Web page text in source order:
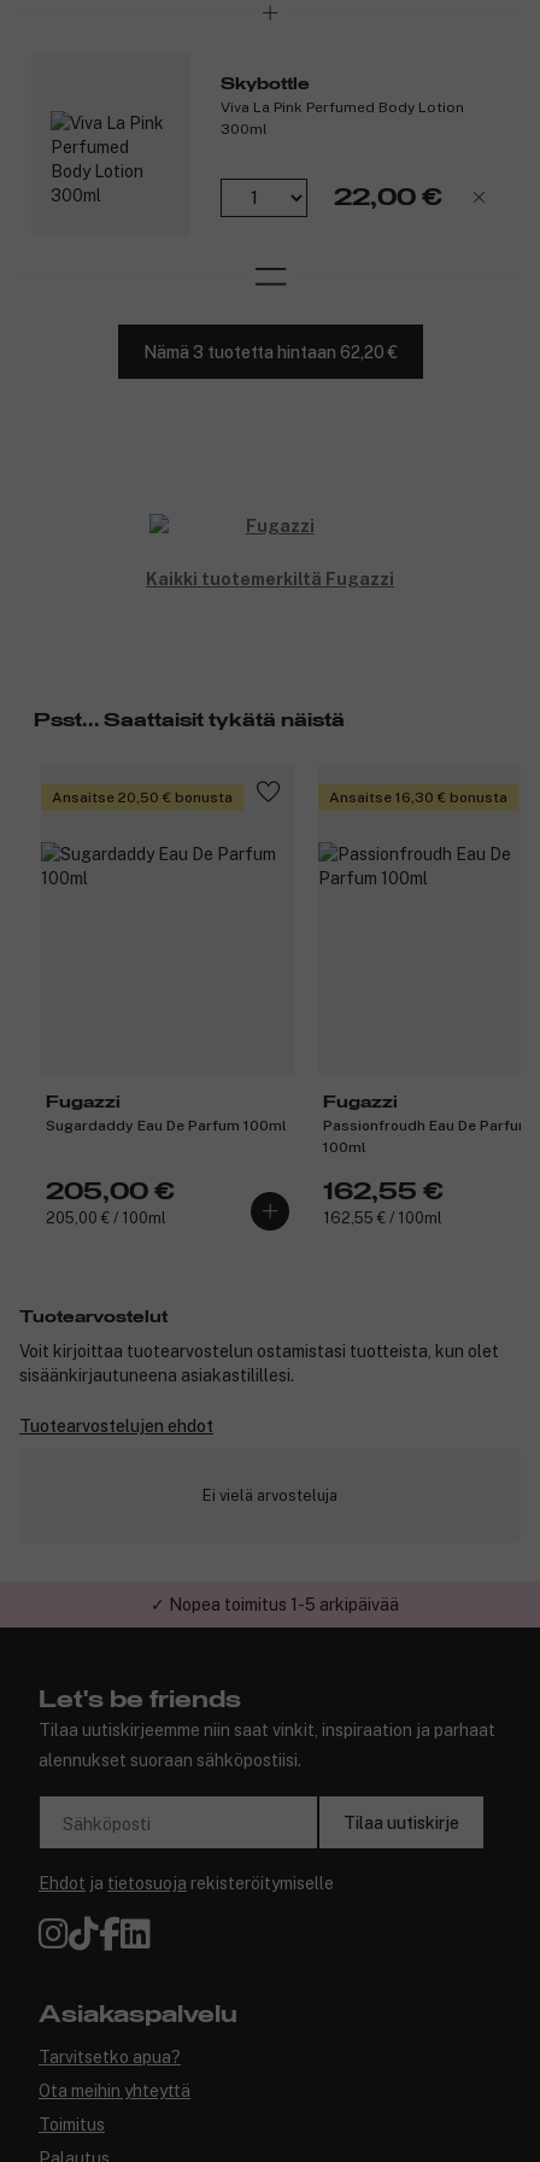
Skybottle
Viva La Pink Perfumed Body Lotion
300ml
22,00 €
Nämä 3 tuotetta hintaan 62,20 €
Kaikki tuotemerkiltä Fugazzi
Psst... Saattaisit tykätä näistä
Ansaitse 20,50 € bonusta
Fugazzi
Sugardaddy Eau De Parfum 100ml
205,00 €
205,00 € / 100ml
Ansaitse 16,30 € bonusta
Fugazzi
Passionfroudh Eau De Parfum
100ml
162,55 €
162,55 € / 100ml
Tuotearvostelut
Voit kirjoittaa tuotearvostelun ostamistasi tuotteista, kun olet
sisäänkirjautuneena asiakastilillesi.
Tuotearvostelujen ehdot
Ei vielä arvosteluja
✓ Nopea toimitus 1-5 arkipäivää
Let's be friends
Tilaa uutiskirjeemme niin saat vinkit, inspiraation ja parhaat
alennukset suoraan sähköpostiisi.
Sähköposti Tilaa uutiskirje
Ehdot ja tietosuoja rekisteröitymiselle
Asiakaspalvelu
Tarvitsetko apua?
Ota meihin yhteyttä
Toimitus